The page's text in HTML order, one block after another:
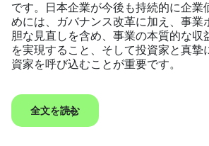
です。日本企業が今後も持続的に企業
めには、ガバナンス改革に加え、事業
胆な見直しを含め、事業の本質的な収
を実現すること、そして投資家と真摯
資家を呼び込むことが重要です。
全文を読む